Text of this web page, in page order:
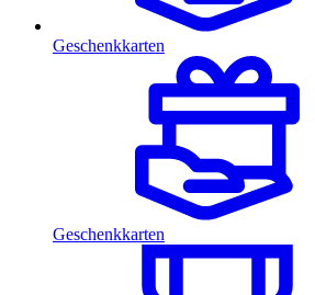
Geschenkkarten
Geschenkkarten